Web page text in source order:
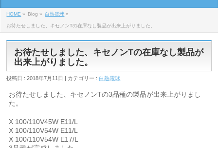
HOME » Blog » 白熱電球 »
お待たせしました、キセノンTの在庫なし製品が出来上がりました。
お待たせしました、キセノンTの在庫なし製品が
出来上がりました。
投稿日 : 2018年7月11日 | カテゴリー :白熱電球
お待たせしました、キセノンTの3品種の製品が出来上がりまし
た。
X 100/110V45W E11/L
X 100/110V54W E11/L
X 100/110V54W E17/L